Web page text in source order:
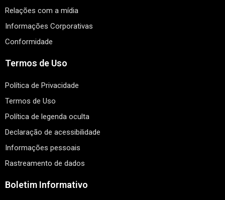
Relações com a mídia
Informações Corporativas
Conformidade
Termos de Uso
Política de Privacidade
Termos de Uso
Política de legenda oculta
Declaração de acessibilidade
Informações pessoais
Rastreamento de dados
Boletim Informativo